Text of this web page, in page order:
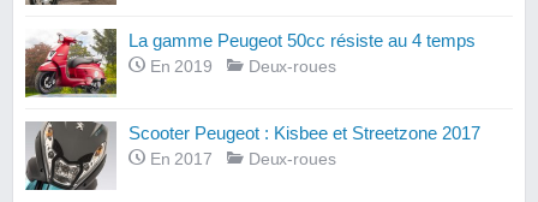
La gamme Peugeot 50cc résiste au 4 temps
En 2019 Deux-roues
Scooter Peugeot : Kisbee et Streetzone 2017
En 2017 Deux-roues